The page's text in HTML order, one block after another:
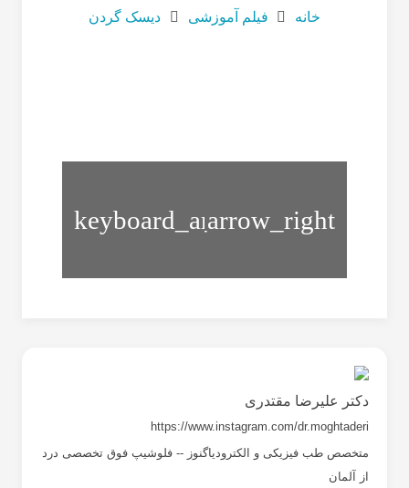
خانه فیلم آموزشی دیسک گردن
کانال
نخاع
گردن
دکتر علیرضا مقتدری
https://www.instagram.com/dr.moghtaderi
متخصص طب فیزیکی و الکترودیاگنوز -- فلوشیپ فوق تخصصی درد
از آلمان